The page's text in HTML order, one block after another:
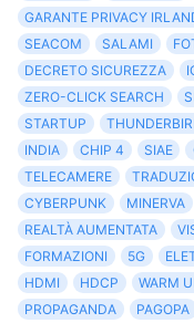
GARANTE PRIVACY
SEACOM
SALAMI
DECRETO SICUREZZA
ZERO-CLICK SEARCH
STARTUP
INDIA
CHIP 4 SIAE
TELECAMERE
CYBERPUNK
MINERVA
REALTÀ AUMENTATA
FORMAZIONI
5G
HDMI
HDCP WARM
PROPAGANDA
PAGOPA